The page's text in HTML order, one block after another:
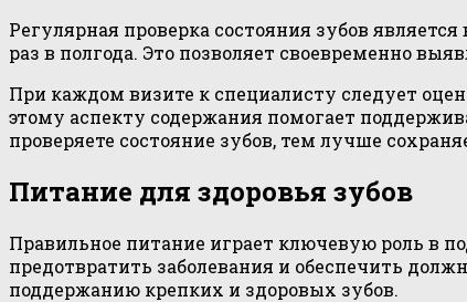
Регулярная проверка состояния зубов
раз в полгода. Это позволяет своевременно
При каждом визите к специалисту следует
этому аспекту содержания помогает
проверяете состояние зубов, тем лучше
Питание для здоровья зубов
Правильное питание играет ключевую роль в
предотвратить заболевания и обеспечить
поддержанию крепких и здоровых зубов.